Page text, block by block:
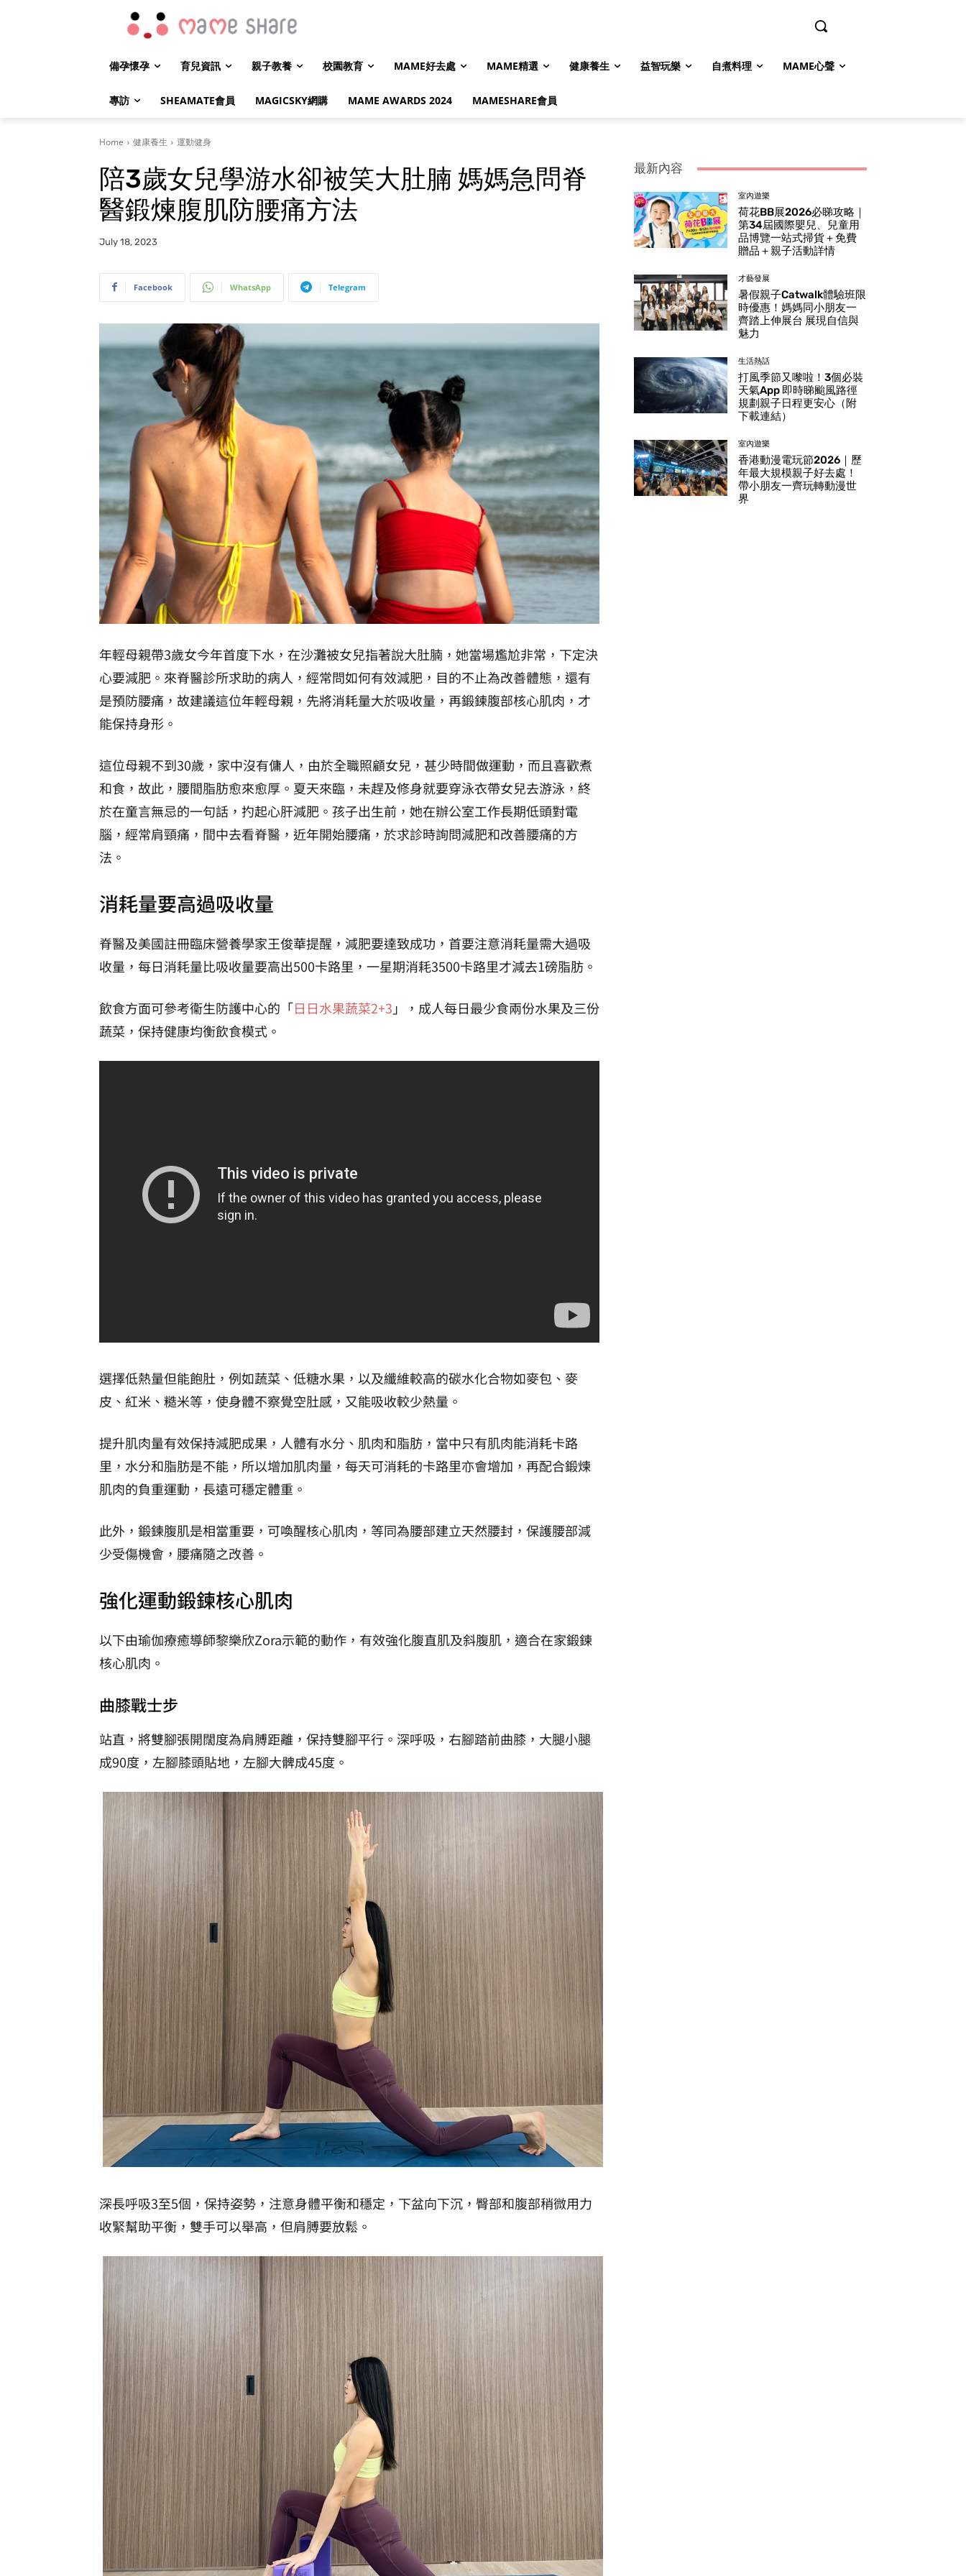
備孕懷孕 育兒資訊 親子教養 校園教育 MAME好去處 MAME精選 健康養生 益智玩樂 自煮料理 MAME心聲
專訪 SHEAMATE會員 MAGICSKY網購 MAME AWARDS 2024 MAMESHARE會員
Home 健康養生 運動健身
陪3歲女兒學游水卻被笑大肚腩 媽媽急問脊
醫鍛煉腹肌防腰痛方法
July 18, 2023
Facebook WhatsApp Telegram
年輕母親帶3歲女今年首度下水，在沙灘被女兒指著說大肚腩，她當場尷尬非常，下定決
心要減肥。來脊醫診所求助的病人，經常問如何有效減肥，目的不止為改善體態，還有
是預防腰痛，故建議這位年輕母親，先將消耗量大於吸收量，再鍛鍊腹部核心肌肉，才
能保持身形。
這位母親不到30歲，家中沒有傭人，由於全職照顧女兒，甚少時間做運動，而且喜歡煮
和食，故此，腰間脂肪愈來愈厚。夏天來臨，未趕及修身就要穿泳衣帶女兒去游泳，終
於在童言無忌的一句話，扚起心肝減肥。孩子出生前，她在辦公室工作長期低頭對電
腦，經常肩頸痛，間中去看脊醫，近年開始腰痛，於求診時詢問減肥和改善腰痛的方
法。
消耗量要高過吸收量
脊醫及美國註冊臨床營養學家王俊華提醒，減肥要達致成功，首要注意消耗量需大過吸
收量，每日消耗量比吸收量要高出500卡路里，一星期消耗3500卡路里才減去1磅脂肪。
飲食方面可參考衞生防護中心的「日日水果蔬菜2+3 」，成人每日最少食兩份水果及三份
蔬菜，保持健康均衡飲食模式。
選擇低熱量但能飽肚，例如蔬菜、低糖水果，以及纖維較高的碳水化合物如麥包、麥
皮、紅米、糙米等，使身體不察覺空肚感，又能吸收較少熱量。
提升肌肉量有效保持減肥成果，人體有水分、肌肉和脂肪，當中只有肌肉能消耗卡路
里，水分和脂肪是不能，所以增加肌肉量，每天可消耗的卡路里亦會增加，再配合鍛煉
肌肉的負重運動，長遠可穩定體重。
此外，鍛鍊腹肌是相當重要，可喚醒核心肌肉，等同為腰部建立天然腰封，保護腰部減
少受傷機會，腰痛隨之改善。
強化運動鍛鍊核心肌肉
以下由瑜伽療癒導師黎樂欣Zora示範的動作，有效強化腹直肌及斜腹肌，適合在家鍛鍊
核心肌肉。
曲膝戰士步
站直，將雙腳張開闊度為肩膊距離，保持雙腳平行。深呼吸，右腳踏前曲膝，大腿小腿
成90度，左腳膝頭貼地，左腳大髀成45度。
深長呼吸3至5個，保持姿勢，注意身體平衡和穩定，下盆向下沉，臀部和腹部稍微用力
收緊幫助平衡，雙手可以舉高，但肩膊要放鬆。
最新內容
室內遊樂
荷花BB展2026必睇攻略｜
第34屆國際嬰兒、兒童用
品博覽一站式掃貨＋免費
贈品＋親子活動詳情
才藝發展
暑假親子Catwalk體驗班限
時優惠！媽媽同小朋友一
齊踏上伸展台 展現自信與
魅力
生活熱話
打風季節又嚟啦！3個必裝
天氣App 即時睇颱風路徑
規劃親子日程更安心（附
下載連結）
室內遊樂
香港動漫電玩節2026｜歷
年最大規模親子好去處！
帶小朋友一齊玩轉動漫世
界